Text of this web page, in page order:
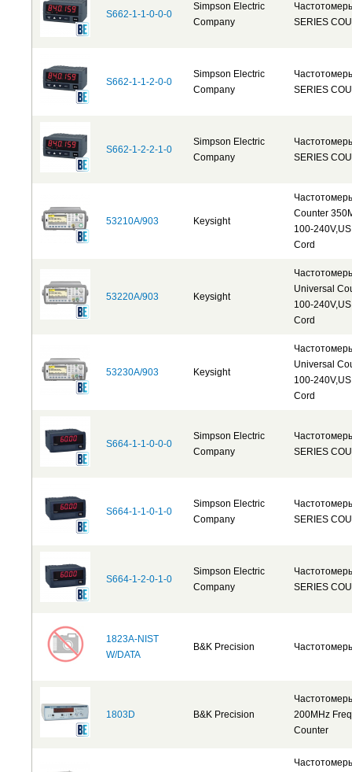
S662-1-1-0-0-0
Simpson Electric
Company
SERIES
S662-1-1-2-0-0
Simpson Electric
Company
SERIES
S662-1-2-2-1-0
Simpson Electric
Company
SERIES
53210A/903 Keysight
Counter
100-
Cord
53220A/903 Keysight
Universal
100-
Cord
53230A/903 Keysight
Universal
100-
Cord
S664-1-1-0-0-0
Simpson Electric
Company
SERIES
S664-1-1-0-1-0
Simpson Electric
Company
SERIES
S664-1-2-0-1-0
Simpson Electric
Company
SERIES
1823A-NIST
W/DATA
B&K Precision
1803D B&K Precision
200MHz
Counter